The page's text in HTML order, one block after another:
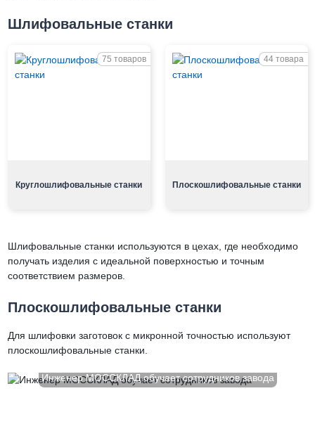
Шлифовальные станки
75 товаров
Круглошлифовальные станки
44 товара
Плоскошлифовальные станки
Шлифовальные станки используются в цехах, где необходимо
получать изделия с идеальной поверхностью и точным
соответствием размеров.
Плоскошлифовальные станки
Для шлифовки заготовок с микронной точностью используют
плоскошлифовальные станки.
Инженер МОССКЛАД обучает сотрудников завода